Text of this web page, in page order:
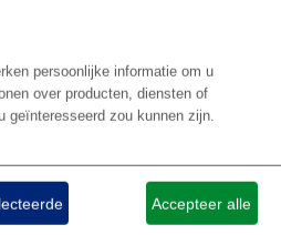
| Centraal Brazilie
persoonlijke informatie om u
over producten, diensten of
geïnteresseerd zou kunnen zijn.
Accepteer alle